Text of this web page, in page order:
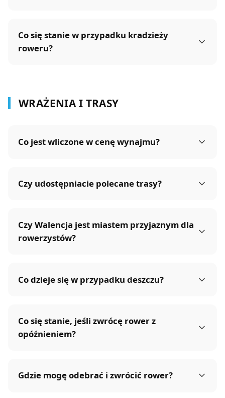
Co się stanie w przypadku kradzieży
roweru?
WRAŻENIA I TRASY
Co jest wliczone w cenę wynajmu?
Czy udostępniacie polecane trasy?
Czy Walencja jest miastem przyjaznym dla
rowerzystów?
Co dzieje się w przypadku deszczu?
Co się stanie, jeśli zwrócę rower z
opóźnieniem?
Gdzie mogę odebrać i zwrócić rower?